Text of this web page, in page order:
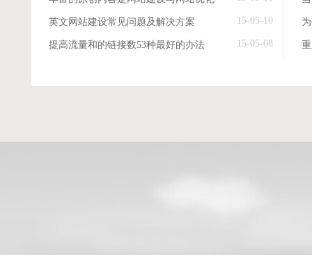
英文网站建设常见问题及解决方案 15-05-10
提高流量和的链接数53种最好的办法 15-05-08